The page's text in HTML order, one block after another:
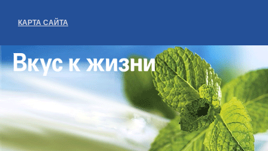
КАРТА САЙТА